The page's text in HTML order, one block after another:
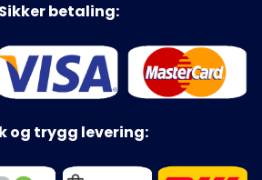
Sikker betaling:
og trygg levering: